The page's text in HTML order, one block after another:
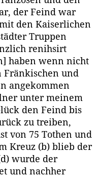
der Feind war
den Kaiserlichen
Truppen
renihsirt
haben wenn nicht
Fränkischen und
angekommen
unter meinem
den Feind bis
zu treiben,
von 75 Tothen und
Kreuz (b) blieb der
wurde der
und nachher